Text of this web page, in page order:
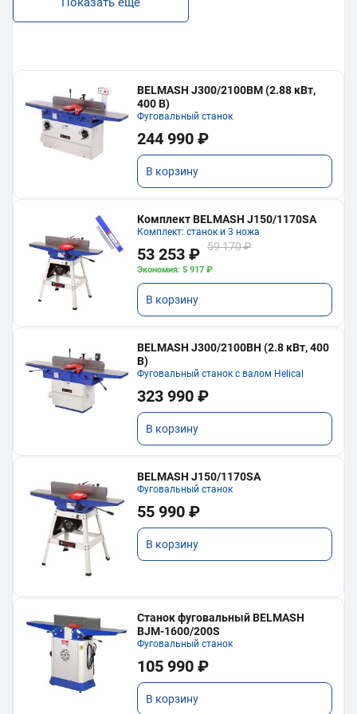
BELMASH J300/2100ВМ (2.88 кВт,
400 В)
Фуговальный станок
244 990 ₽
В корзину
Комплект BELMASH J150/1170SA
Комплект: станок и 3 ножа
53 253 ₽ 59 170 ₽
Экономия: 5 917 ₽
В корзину
BELMASH J300/2100ВH (2.8 кВт, 400
В)
Фуговальный станок с валом Helical
323 990 ₽
В корзину
BELMASH J150/1170SA
Фуговальный станок
55 990 ₽
В корзину
Станок фуговальный BELMASH
BJM-1600/200S
Фуговальный станок
105 990 ₽
В корзину